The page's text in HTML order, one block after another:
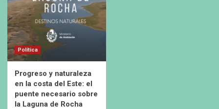
Política
Progreso y naturaleza
en la costa del Este: el
puente necesario sobre
la Laguna de Rocha